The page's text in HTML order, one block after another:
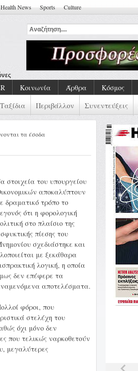
Health News Sports Culture
Κοινωνία Άρθρα Κόσμος
Ταξίδια Περιβάλλον Συνεντεύξεις
τα έσοδα
στοιχεία του υπουργείου
αποκαλύπτουν
δραματικό τρόπο το
ότι η φορολογική
στο πλαίσιο της
πίεσης του
σχεδιάστηκε και
με ξεκάθαρα
λογική, η οποία
δεν επέφερε τα
αποτελέσματα.
φόροι, που
στελέχη του
όχι μόνο δεν
που τελικώς ναρκοθετούν
μεγαλύτερες